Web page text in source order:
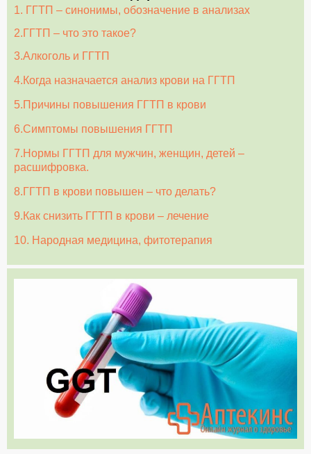
1. ГГТП – синонимы, обозначение в анализах
2.ГГТП – что это такое?
3.Алкоголь и ГГТП
4.Когда назначается анализ крови на ГГТП
5.Причины повышения ГГТП в крови
6.Симптомы повышения ГГТП
7.Нормы ГГТП для мужчин, женщин, детей –
расшифровка.
8.ГГТП в крови повышен – что делать?
9.Как снизить ГГТП в крови – лечение
10. Народная медицина, фитотерапия